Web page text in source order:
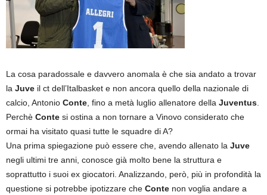
La cosa paradossale e davvero anomala è che sia andato a trovar
la Juve il ct dell’Italbasket e non ancora quello della nazionale di
calcio, Antonio Conte , fino a metà luglio allenatore della Juventus
Perchè Conte si ostina a non tornare a Vinovo considerato che
ormai ha visitato quasi tutte le squadre di A?
Una prima spiegazione può essere che, avendo allenato la Juve
negli ultimi tre anni, conosce già molto bene la struttura e
soprattutto i suoi ex giocatori. Analizzando, però, più in profondità la
questione si potrebbe ipotizzare che Conte non voglia andare a